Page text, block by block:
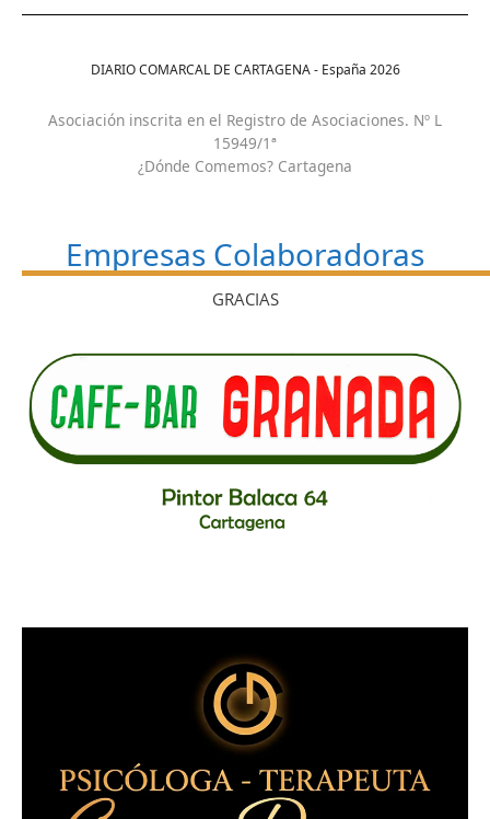
DIARIO COMARCAL DE CARTAGENA - España 2026
Asociación inscrita en el Registro de Asociaciones. Nº L
15949/1ª
¿Dónde Comemos? Cartagena
Empresas Colaboradoras
GRACIAS